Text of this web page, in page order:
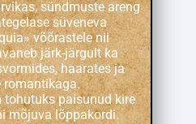
sündmuste areng
süveneva
võõrastele nii
järk-järgult ka
haarates ja
romantikaga.
tohutuks paisunud kire
mõjuva lõppakordi.